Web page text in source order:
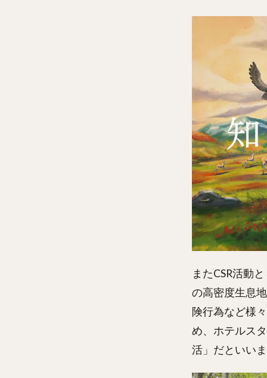
またCSR活動
の高密度生息
険行為など様
め、ホテルス
活」だといい